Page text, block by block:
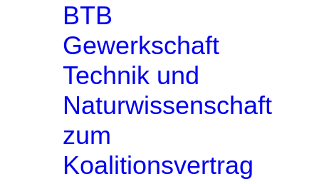
BTB
Gewerkschaft
Technik und
Naturwissenschaft
zum
Koalitionsvertrag